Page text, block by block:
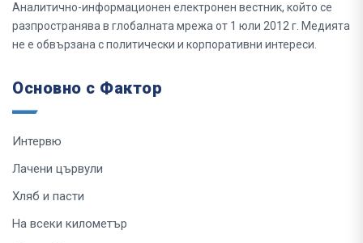
Аналитично-информационен електронен вестник, който се
разпространява в глобалната мрежа от 1 юли 2012 г. Медията
не е обвързана с политически и корпоративни интереси.
Основно с Фактор
Интервю
Лачени цървули
Хляб и пасти
На всеки километър